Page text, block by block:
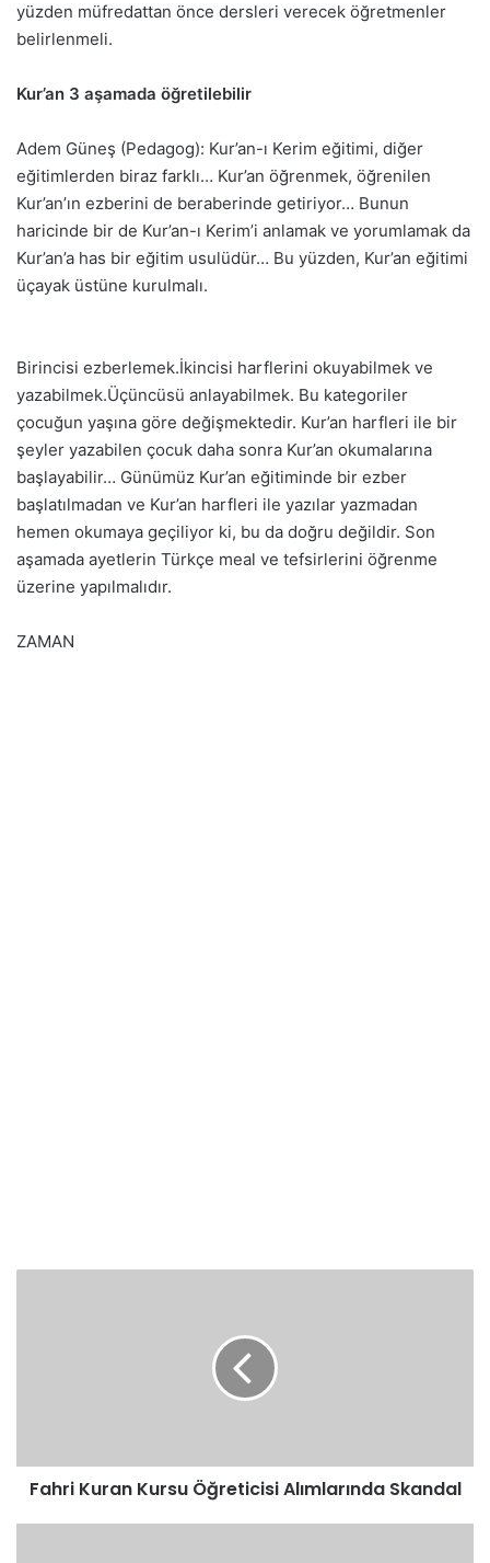
yüzden müfredattan önce dersleri verecek öğretmenler
belirlenmeli.
Kur’an 3 aşamada öğretilebilir
Adem Güneş (Pedagog): Kur’an-ı Kerim eğitimi, diğer
eğitimlerden biraz farklı… Kur’an öğrenmek, öğrenilen
Kur’an’ın ezberini de beraberinde getiriyor… Bunun
haricinde bir de Kur’an-ı Kerim’i anlamak ve yorumlamak da
Kur’an’a has bir eğitim usulüdür… Bu yüzden, Kur’an eğitimi
üçayak üstüne kurulmalı.
Birincisi ezberlemek.İkincisi harflerini okuyabilmek ve
yazabilmek.Üçüncüsü anlayabilmek. Bu kategoriler
çocuğun yaşına göre değişmektedir. Kur’an harfleri ile bir
şeyler yazabilen çocuk daha sonra Kur’an okumalarına
başlayabilir… Günümüz Kur’an eğitiminde bir ezber
başlatılmadan ve Kur’an harfleri ile yazılar yazmadan
hemen okumaya geçiliyor ki, bu da doğru değildir. Son
aşamada ayetlerin Türkçe meal ve tefsirlerini öğrenme
üzerine yapılmalıdır.
ZAMAN
Fahri Kuran Kursu Öğreticisi Alımlarında Skandal